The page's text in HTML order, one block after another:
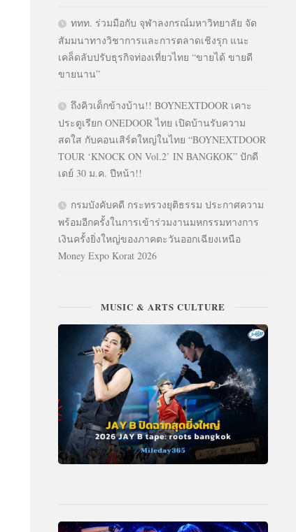
ททท. ร่วมมือกับ จุฬาลงกรณ์มหาวิทยาลัย จัด
สัมมนาทางวิชาการและการตลาดเชิงรุก แนะ
เคล็ดลับปรับธุรกิจท่องเที่ยวไทย “ขายได้ ขายดี
ขายนาน”
ถึงคิวเด็กข้างบ้าน!! BOYNEXTDOOR เคาะ
ประตูเรียก ONEDOOR ไทย เปิดบ้านรับความ
สดใส กับคอนเสิร์ตใหญ่ในไทย “BOYNEXTDOOR
TOUR ‘KNOCK ON Vol.2’ IN BANGKOK” ปักดี
เดย์ 30 ม.ค. ปีหน้า!!
กรมบังคับคดี กระทรวงยุติธรรม ประกาศความ
พร้อมอีกครั้งในการเข้าร่วมงานมหกรรมทางการ
เงินครั้งยิ่งใหญ่ของภาคตะวันออกเฉียงเหนือ
Money Expo Korat 2026
MUSIC & ARTS CULTURE